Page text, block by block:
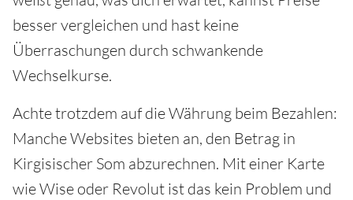
besser vergleichen und hast keine
Überraschungen durch schwankende
Wechselkurse.
Achte trotzdem auf die Währung beim Bezahlen:
Manche Websites bieten an, den Betrag in
Kirgisischer Som abzurechnen. Mit einer Karte
wie Wise oder Revolut ist das kein Problem und